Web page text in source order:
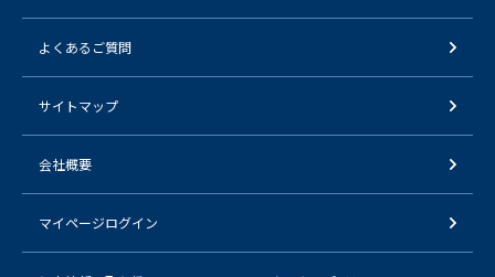
よくあるご質問
サイトマップ
会社概要
マイページログイン